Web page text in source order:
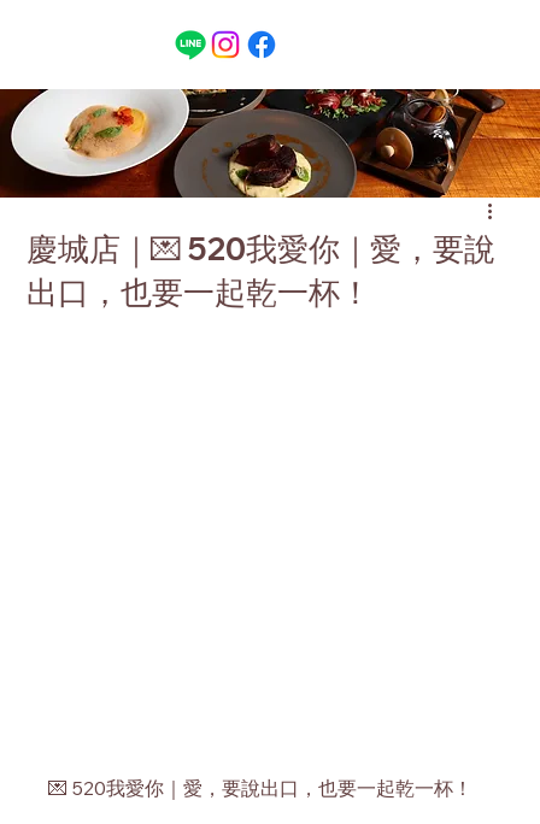
慶城店｜💌 520我愛你｜愛，要說
出口，也要一起乾一杯！
💌 520我愛你｜愛，要說出口，也要一起乾一杯！